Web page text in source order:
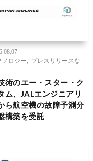
ノロジー
プレスリリースな
術のエー・スター・ク
ム、JALエンジニアリ
ら航空機の故障予測分
構築を受託